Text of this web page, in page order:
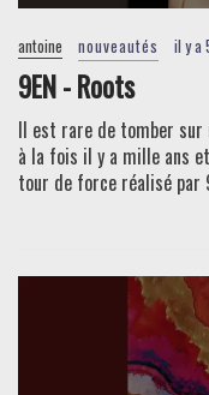
antoine nouveautés il y a
9EN - Roots
Il est rare de tomber sur
à la fois il y a mille ans
tour de force réalisé par